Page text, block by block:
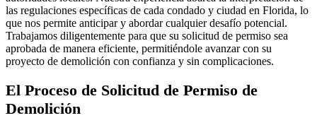
las regulaciones específicas de cada condado y ciudad en Florida, lo
que nos permite anticipar y abordar cualquier desafío potencial.
Trabajamos diligentemente para que su solicitud de permiso sea
aprobada de manera eficiente, permitiéndole avanzar con su
proyecto de demolición con confianza y sin complicaciones.
El Proceso de Solicitud de Permiso de
Demolición